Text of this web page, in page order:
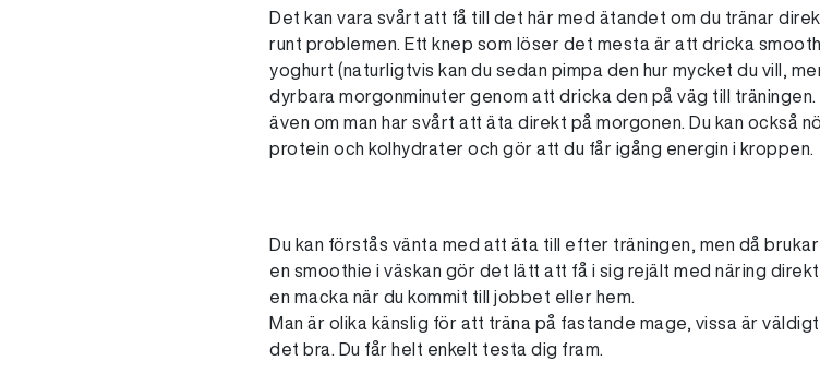
Det kan vara svårt att få till det här med ätandet om du tränar
runt problemen. Ett knep som löser det mesta är att dricka
yoghurt (naturligtvis kan du sedan pimpa den hur mycket du vill,
dyrbara morgonminuter genom att dricka den på väg till
även om man har svårt att äta direkt på morgonen. Du kan också
protein och kolhydrater och gör att du får igång energin i kroppen.
Du kan förstås vänta med att äta till efter träningen, men då
en smoothie i väskan gör det lätt att få i sig rejält med näring
en macka när du kommit till jobbet eller hem.
Man är olika känslig för att träna på fastande mage, vissa är
det bra. Du får helt enkelt testa dig fram.